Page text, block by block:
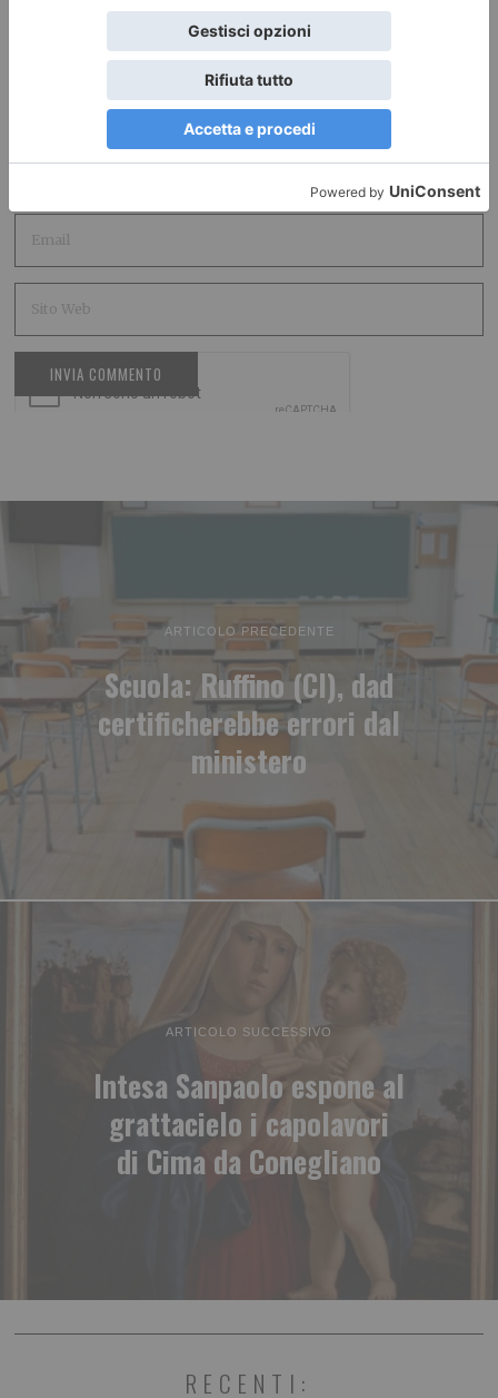
ARTICOLO PRECEDENTE
Scuola: Ruffino (CI), dad
certificherebbe errori dal
ministero
ARTICOLO SUCCESSIVO
Intesa Sanpaolo espone al
grattacielo i capolavori
di Cima da Conegliano
RECENTI: